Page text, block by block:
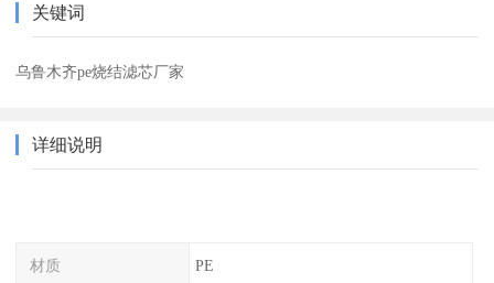
关键词
乌鲁木齐pe烧结滤芯厂家
详细说明
材质 PE